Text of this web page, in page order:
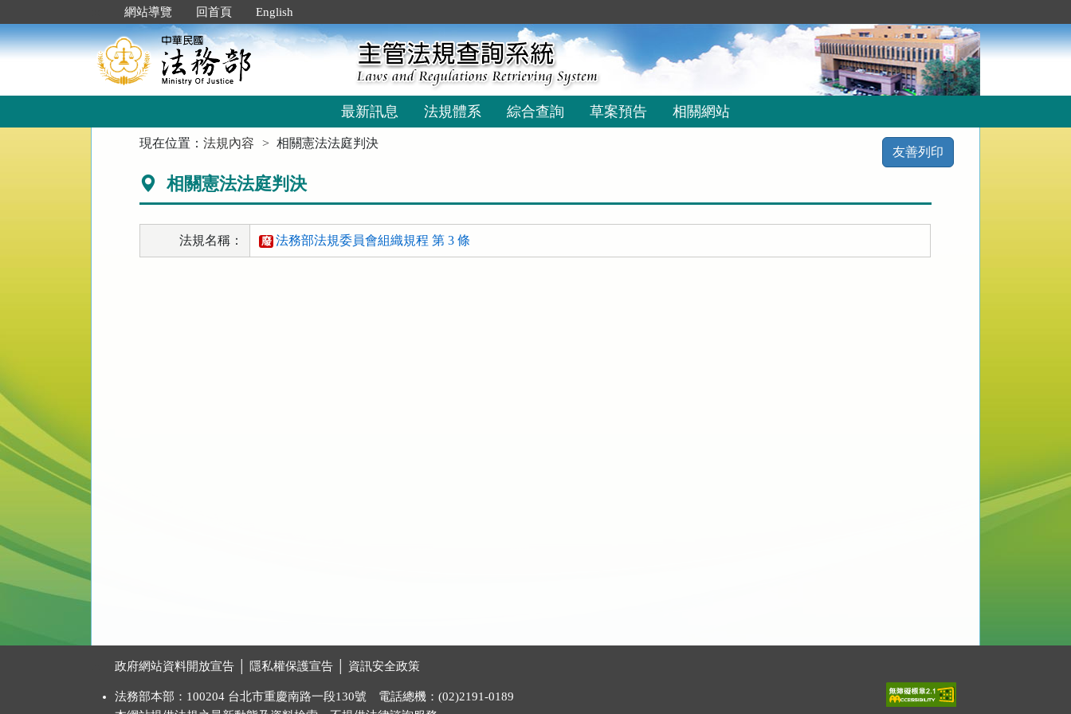
到
主
要
網站導覽 回首頁 English
最新訊息 法規體系 綜合查詢 草案預告 相關網站
現在位置：法規內容 相關憲法法庭判決
友善列印
相關憲法法庭判決
法規名稱： 廢 法務部法規委員會組織規程 第 3 條
政府網站資料開放宣告 隱私權保護宣告 資訊安全政策
法務部本部：100204 台北市重慶南路一段130號 電話總機：(02)2191-0189